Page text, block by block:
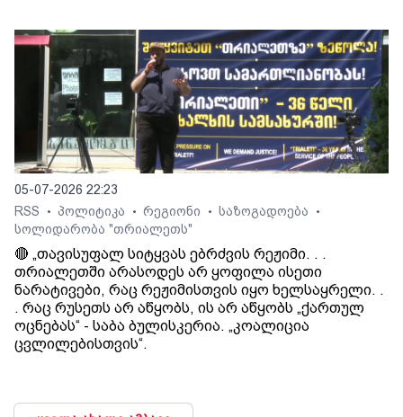
05-07-2026 22:23
RSS
• პოლიტიკა • რეგიონი • საზოგადოება •
სოლიდარობა "თრიალეთს"
🔴 „თავისუფალ სიტყვას ებრძვის რეჟიმი. . .
თრიალეთში არასოდეს არ ყოფილა ისეთი
ნარატივები, რაც რეჟიმისთვის იყო ხელსაყრელი. .
. რაც რუსეთს არ აწყობს, ის არ აწყობს „ქართულ
ოცნებას“ - საბა ბულისკერია. „კოალიცია
ცვლილებისთვის“.